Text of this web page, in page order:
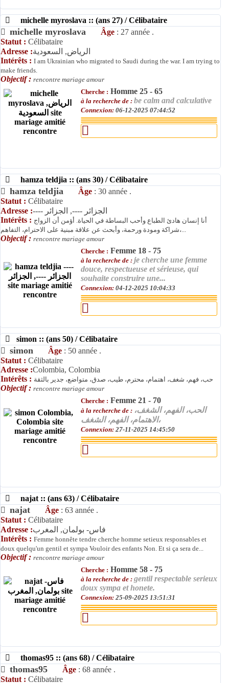
michelle myroslava :: (ans 27) / Célibataire
michelle myroslava Âge : 27 année .
Statut : Célibataire
Adresse :الرياض, السعودية
Intérêts : I am Ukrainian who migrated to Saudi during the war. I am trying to
make friends.
Objectif : rencontre mariage amour
Cherche : Homme 25 - 65
à la recherche de : be calm and calculative
Connexion: 06-12-2025 07:44:52
hamza teldjia :: (ans 30) / Célibataire
hamza teldjia Âge : 30 année .
Statut : Célibataire
Adresse :
---- الجزائر ----, الجزائر
Intérêts : أنا إنسان هادئ الطباع وأحب البساطة في الحياة. أؤمن أن الزواج
شراكة ومودة ورحمة، وأبحث عن علاقة مبنية على الاحترام، التفاهم،...
Objectif : rencontre mariage amour
Cherche : Femme 18 - 75
à la recherche de : je cherche une femme
douce, respectueuse et sérieuse, qui
souhaite construire une...
Connexion: 04-12-2025 10:04:33
simon :: (ans 50) / Célibataire
simon Âge : 50 année .
Statut : Célibataire
Adresse :Colombia, Colombia
Intérêts : حب، فهم، شغف، اهتمام، محترم، طيب، صدق، متواضع، جدير بالثقة
Objectif : rencontre mariage amour
Cherche : Femme 21 - 70
à la recherche de : الحب، الفهم، الشغف،
الاهتمام، الفهم، الشغف،
Connexion: 27-11-2025 14:45:50
najat :: (ans 63) / Célibataire
najat Âge : 63 année .
Statut : Célibataire
Adresse :فاس- بولمان, المغرب
Intérêts : Femme honnête tendre cherche homme setieux responsables et
doux quelqu'un gentil et sympa Vouloir des enfants Non. Et si ça sera de...
Objectif : rencontre mariage amour
Cherche : Homme 58 - 75
à la recherche de : gentil respectable serieux
doux sympa et honete.
Connexion: 25-09-2025 13:51:31
thomas95 :: (ans 68) / Célibataire
thomas95 Âge : 68 année .
Statut : Célibataire